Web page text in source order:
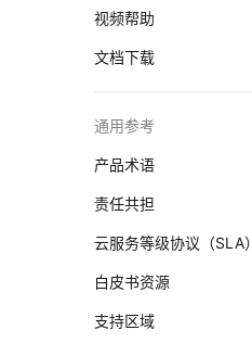
视频帮助
文档下载
通用参考
产品术语
责任共担
云服务等级协议（SLA）
白皮书资源
支持区域